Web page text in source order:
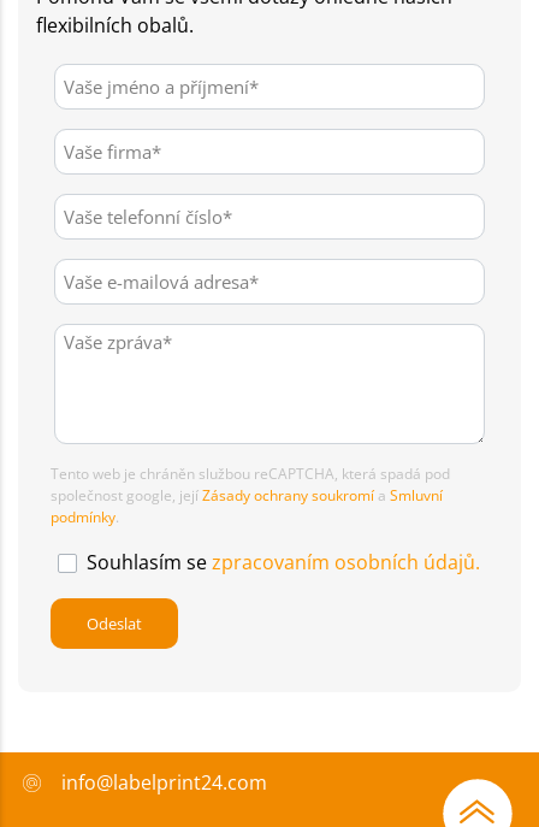
flexibilních obalů.
Tento web je chráněn službou reCAPTCHA, která spadá pod
společnost google, jejíZásady ochrany soukromí a Smluvní
podmínky.
Souhlasím sezpracovaním osobních údajů.
info@labelprint24.com